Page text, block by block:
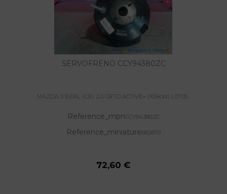
SERVOFRENO CCY94380ZC
MAZDA 5 BERL. (CR) 2.0 CRTD ACTIVE+ (105KW) | 07.05...
Reference_mpnCCY94380ZC
Reference_miniature682870
72,60 €